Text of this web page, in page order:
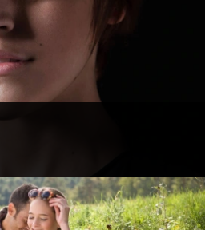
Kreatives Styling |
Trends